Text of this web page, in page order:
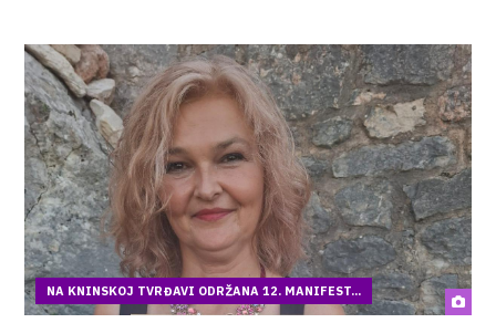
NA KNINSKOJ TVRĐAVI ODRŽANA 12. MANIFEST...